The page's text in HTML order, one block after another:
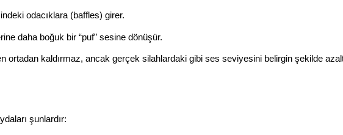
odacıklara (baffles) girer.
daha boğuk bir “puf” sesine dönüşür.
ortadan kaldırmaz, ancak gerçek silahlardaki gibi ses seviyesini belirgin şekilde
şunlardır: